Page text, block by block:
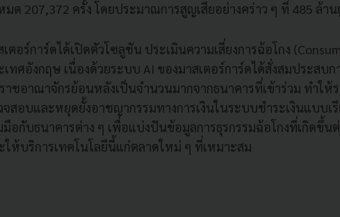
มด 207,372 ครั้ง โดยประมาณการสูญเสียอย่างคร่าว ๆ ที่ 485 ล้าน
เตอร์การ์ดได้เปิดตัวโซลูชัน ประเมินความเสี่ยงการฉ้อโกง
เทศอังกฤษ เนื่องด้วยระบบ AI ของมาสเตอร์การ์ดได้สั่งสมประส
าชอาณาจักรย้อนหลังเป็นจำนวนมากจากธนาคารที่เข้าร่วม ทำใ
จสอบและหยุดยั้งอาชญากรรมทางการเงินในระบบชำระเงินแบบเ
มือกับธนาคารต่าง ๆ เพื่อแบ่งปันข้อมูลการธุรกรรมฉ้อโกงที่เกิดขึ้น
ให้บริการเทคโนโลยีนี้แก่ตลาดใหม่ ๆ ที่เหมาะสม